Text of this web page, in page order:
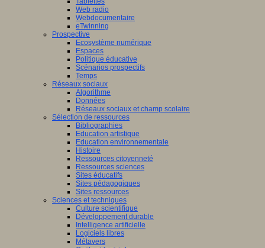
Web radio
Webdocumentaire
eTwinning
Prospective
Ecosystème numérique
Espaces
Politique éducative
Scénarios prospectifs
Temps
Réseaux sociaux
Algorithme
Données
Réseaux sociaux et champ scolaire
Sélection de ressources
Bibliographies
Education artistique
Education environnementale
Histoire
Ressources citoyenneté
Ressources sciences
Sites éducatifs
Sites pédagogiques
Sites ressources
Sciences et techniques
Culture scientifique
Développement durable
Intelligence artificielle
Logiciels libres
Métavers